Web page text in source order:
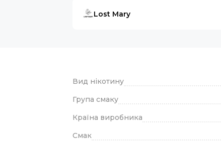
Lost Mary
Вид нікотину
Група смаку
Країна виробника
Смак